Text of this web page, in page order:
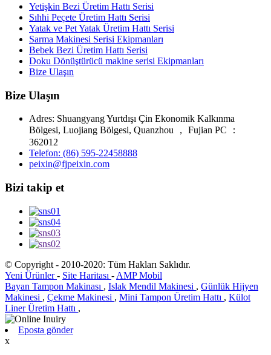
Yetişkin Bezi Üretim Hattı Serisi
Sıhhi Peçete Üretim Hattı Serisi
Yatak ve Pet Yatak Üretim Hattı Serisi
Sarma Makinesi Serisi Ekipmanları
Bebek Bezi Üretim Hattı Serisi
Doku Dönüştürücü makine serisi Ekipmanları
Bize Ulaşın
Bize Ulaşın
Adres: Shuangyang Yurtdışı Çin Ekonomik Kalkınma
Bölgesi, Luojiang Bölgesi, Quanzhou ， Fujian PC ：
362012
Telefon: (86) 595-22458888
peixin@fjpeixin.com
Bizi takip et
© Copyright - 2010-2020: Tüm Hakları Saklıdır.
Yeni Ürünler- Site Haritası - AMP Mobil
Bayan Tampon Makinası , Islak Mendil Makinesi , Günlük Hijyen
Makinesi , Çekme Makinesi , Mini Tampon Üretim Hattı , Külot
Liner Üretim Hattı ,
Eposta gönder
x